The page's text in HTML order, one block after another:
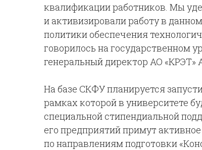
квалификации работников. Мы
и активизировали работу в
политики обеспечения
говорилось на государственном
генеральный директор АО «КРЭТ»
На базе СКФУ планируется
рамках которой в университете
специальной стипендиальной
его предприятий примут
по направлениям подготовки